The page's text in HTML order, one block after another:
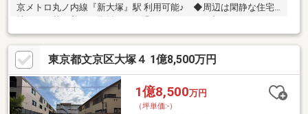
京メトロ丸ノ内線『新大塚』駅 利用可能♪ ◆周辺は閑静な住宅
ンビニ、公園等、生活環境良好♪◆同仕様モデルハウスのご案内
や建物プレゼンテーションも随時受付中♪是非、現地をご確認くだ
さい！♪物件の詳細はADCAST駒込支店迄【０１２０－９１７－１
９７】♪☆━━━…‥・ ━☆━ ・‥…━━━☆
東京都文京区大塚４ 1億8,500万円
1億8,500万円
（坪単価:-）